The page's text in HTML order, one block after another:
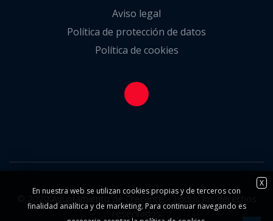
Aviso legal
Política de protección de datos
Política de cookies
© 2020 Ayuntamiento de Crecente - Todos los derechos
reservados
X
En nuestra web se utilizan cookies propias y de terceros con
finalidad analítica y de marketing. Para continuar navegando es